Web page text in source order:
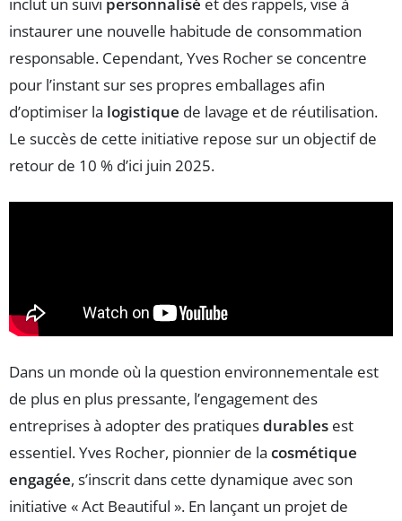
instaurer une nouvelle habitude de consommation
responsable. Cependant, Yves Rocher se concentre
pour l’instant sur ses propres emballages afin
d’optimiser la logistique de lavage et de réutilisation.
Le succès de cette initiative repose sur un objectif de
retour de 10 % d’ici juin 2025.
Dans un monde où la question environnementale est
de plus en plus pressante, l’engagement des
entreprises à adopter des pratiquesdurables est
essentiel. Yves Rocher, pionnier de la cosmétique
engagée, s’inscrit dans cette dynamique avec son
initiative « Act Beautiful ». En lançant un projet de